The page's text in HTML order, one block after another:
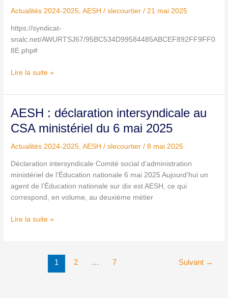
Actualités 2024-2025,AESH /slecourtier/21 mai 2025
https://syndicat-
snalc.net/AWURTSJ67/95BC534D99584485ABCEF892FF9FF0
8E.php#
CORPS
DE
FONCTIONNAIRES
Lire la suite »
AESH : déclaration intersyndicale au
CSA ministériel du 6 mai 2025
Actualités 2024-2025,AESH /slecourtier/8 mai 2025
Déclaration intersyndicale Comité social d’administration
ministériel de l’Éducation nationale 6 mai 2025 Aujourd’hui un
agent de l’Éducation nationale sur dix est AESH, ce qui
correspond, en volume, au deuxième métier
AESH
déclaration
intersyndicale
CSA
ministériel
du
6
2025
Lire la suite »
1 2 … 7 Suivant →